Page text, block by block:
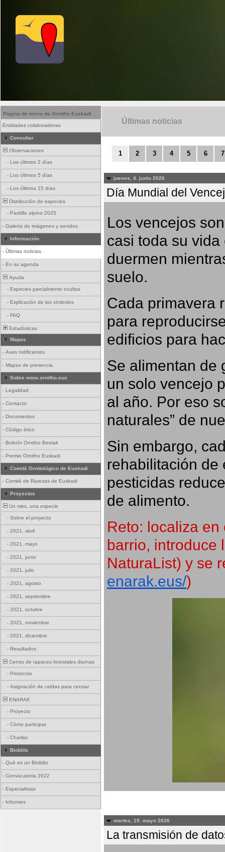
Página de inicio de Ornitho Euskadi
Entidades colaboradoras
Consultar
Observaciones
- Los últimos 2 días
- Los últimos 5 días
- Los últimos 15 días
Distribución de especies
- Pardillo alpino 2025
- Galería de imágenes y sonidos
Información
- Últimas noticias
- En su agenda
Ayuda
- Especies parcialmente ocultas
- Explicación de los símbolos
- FAQ
Estadísticas
Mapas
- Aves nidificantes
- Mapas de presencia
Sobre www.ornitho.eus
- Legalidad
- Contacto
- Documentos
- Código ético
- Boletín Ornitho Berriak
- Premio Ornitho Euskadi
Comité Ornitológico de Euskadi
- Comité de Rarezas de Euskadi
Proyectos
Un mes, una especie
- Sobre el proyecto
- 2021, abril
- 2021, mayo
- 2021, junio
- 2021, julio
- 2021, agosto
- 2021, septiembre
- 2021, octubre
- 2021, noviembre
- 2021, diciembre
- Resultados
Censo de rapaces forestales diurnas
- Protocolo
- Asignación de celdas para censar
ENARAK
- Proyecto
- Cómo participar
- Charlas
Bioblitz
- Qué es un Bioblitz
- Convocatoria 2022
- Especialistas
- Informes
Últimas noticias
1 2 3 4 5 6 7
jueves, 4. junio 2026
Día Mundial del
Los vencejos
casi toda su
duermen
suelo.
Cada primavera
para
edificios para
Se alimentan de
un solo vencejo
al año. Por eso
naturales” de
Sin embargo,
rehabilitación de
pesticidas
de alimento.
Reto: localiza
barrio, introduce
NaturaList) y se
enarak.eus/)
martes, 19. mayo 2026
La transmisión de